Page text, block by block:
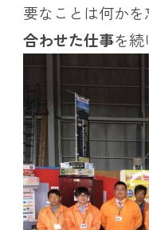
要なことは何かを
合わせた仕事を続